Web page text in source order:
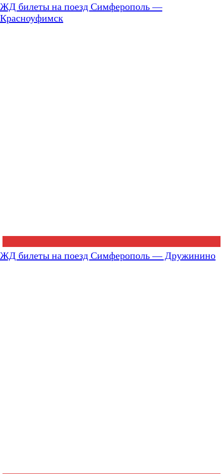
ЖД билеты на поезд Симферополь —
Красноуфимск
ЖД билеты на поезд Симферополь — Дружинино